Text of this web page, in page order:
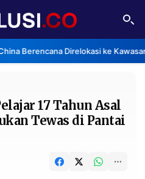
Berencana Direlokasi ke
17 Tahun Asal
Tewas di Pantai